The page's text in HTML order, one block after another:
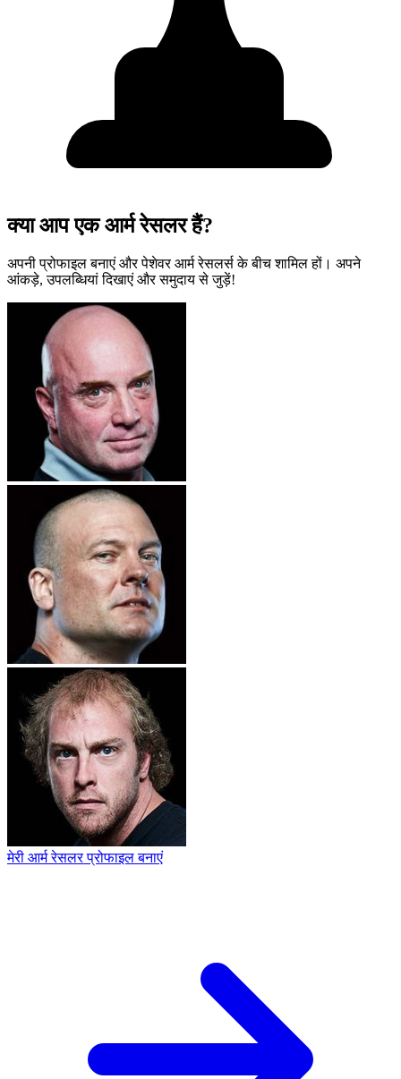
क्या आप एक आर्म रेसलर हैं?
अपनी प्रोफाइल बनाएं और पेशेवर आर्म रेसलर्स के बीच शामिल हों। अपने
आंकड़े, उपलब्धियां दिखाएं और समुदाय से जुड़ें!
मेरी आर्म रेसलर प्रोफाइल बनाएं